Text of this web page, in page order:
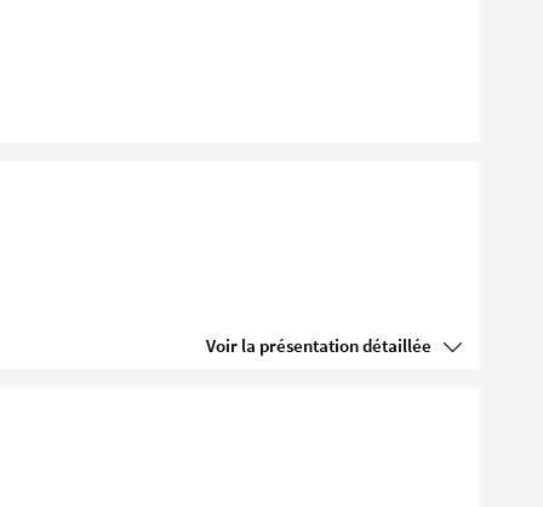
Voir la présentation détaillée